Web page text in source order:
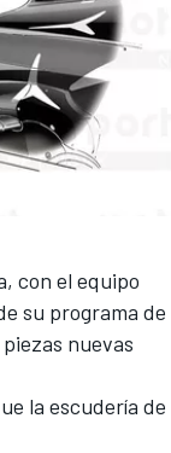
con el equipo
su programa de
nuevas
la escudería de